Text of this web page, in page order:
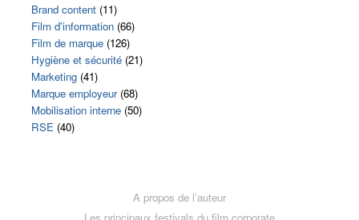
Brand content (11)
Film d'information (66)
Film de marque (126)
Hygiène et sécurité (21)
Marketing (41)
Marque employeur(68)
Mobilisation interne (50)
RSE (40)
A propos de l’auteur
Les principaux festivals du film corporate